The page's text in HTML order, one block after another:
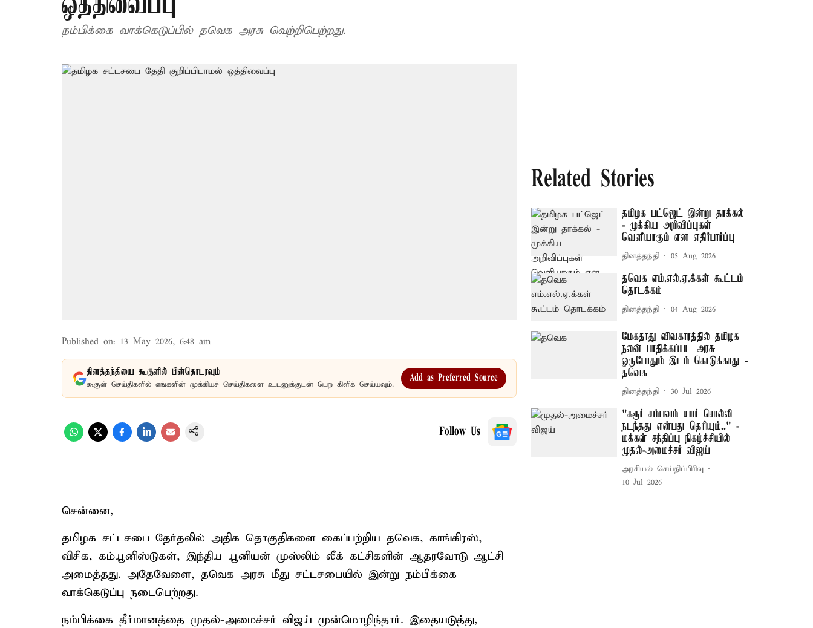
நம்பிக்கை வாக்கெடுப்பில் தவெக அரசு வெற்றிபெற்றது.
Published on: 13 May 2026, 6:48 am
தினத்தந்தியை கூகுளில் பின்தொடரவும்
கூகுள் செய்திகளில் எங்களின் முக்கியச் செய்திகளை உடனுக்குடன் பெற கிளிக் செய்யவும்.
Add as Preferred Source
Follow Us
சென்னை,
தமிழக சட்டசபை தேர்தலில் அதிக தொகுதிகளை கைப்பற்றிய தவெக, காங்கிரஸ்,
விசிக, கம்யூனிஸ்டுகள், இந்திய யூனியன் முஸ்லிம் லீக் கட்சிகளின் ஆதரவோடு ஆட்சி
அமைத்தது. அதேவேளை, தவெக அரசு மீது சட்டசபையில் இன்று நம்பிக்கை
வாக்கெடுப்பு நடைபெற்றது.
நம்பிக்கை தீர்மானத்தை முதல்-அமைச்சர் விஜய் முன்மொழிந்தார். இதையடுத்து,
Related Stories
தமிழக பட்ஜெட் இன்று தாக்கல்
- முக்கிய அறிவிப்புகள்
வெளியாகும் என எதிர்பார்ப்பு
தினத்தந்தி 05 Aug 2026
தவெக எம்.எல்.ஏ.க்கள் கூட்டம்
தொடக்கம்
தினத்தந்தி 04 Aug 2026
மேகதாது விவகாரத்தில் தமிழக
நலன் பாதிக்கப்பட அரசு
ஒருபோதும் இடம் கொடுக்காது -
தவெக
தினத்தந்தி 30 Jul 2026
"கரூர் சம்பவம் யார் சொல்லி
நடந்தது என்பது தெரியும்.." -
மக்கள் சந்திப்பு நிகழ்ச்சியில்
முதல்-அமைச்சர் விஜய்
அரசியல் செய்திப்பிரிவு
10 Jul 2026